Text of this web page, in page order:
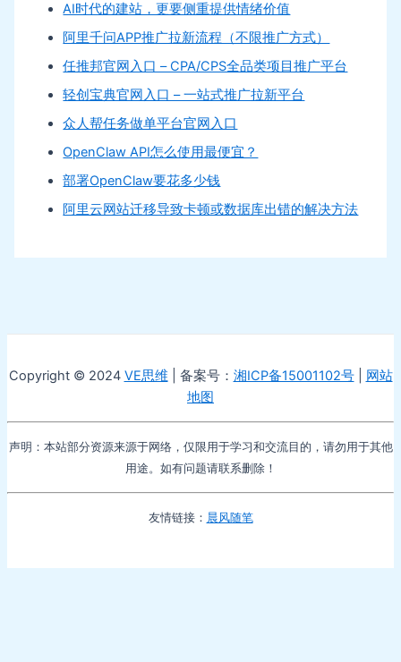
AI时代的建站，更要侧重提供情绪价值
阿里千问APP推广拉新流程（不限推广方式）
任推邦官网入口 – CPA/CPS全品类项目推广平台
轻创宝典官网入口 – 一站式推广拉新平台
众人帮任务做单平台官网入口
OpenClaw API怎么使用最便宜？
部署OpenClaw要花多少钱
阿里云网站迁移导致卡顿或数据库出错的解决方法
Copyright © 2024 VE思维 | 备案号： 湘ICP备15001102号| 网站
地图
声明：本站部分资源来源于网络，仅限用于学习和交流目的，请勿用于其他
用途。如有问题请联系删除！
友情链接： 晨风随笔